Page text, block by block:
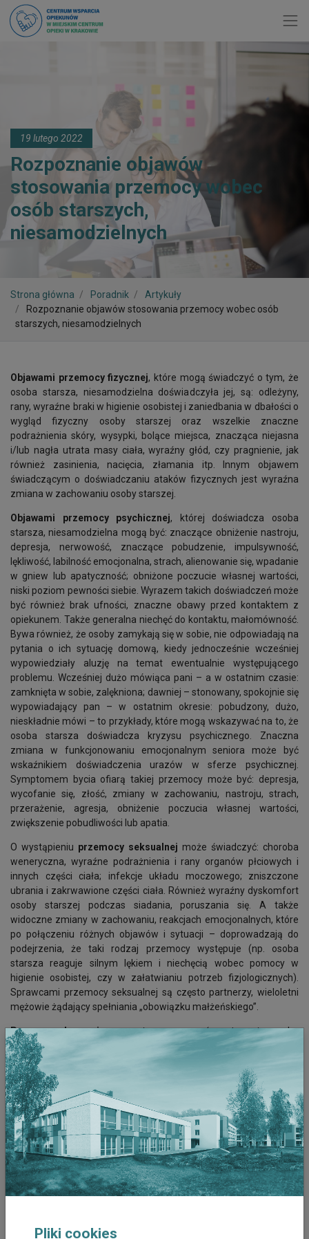
19 lutego 2022
Rozpoznanie objawów
stosowania przemocy wobec
osób starszych,
niesamodzielnych
Strona główna Poradnik
Artykuły
Rozpoznanie objawów stosowania przemocy wobec osób
starszych, niesamodzielnych
Objawami przemocy fizycznej, które mogą świadczyć o tym, że
osoba starsza, niesamodzielna doświadczyła jej, są: odleżyny,
rany, wyraźne braki w higienie osobistej i zaniedbania w dbałości o
wygląd fizyczny osoby starszej oraz wszelkie znaczne
podrażnienia skóry, wysypki, bolące miejsca, znacząca niejasna
i/lub nagła utrata masy ciała, wyraźny głód, czy pragnienie, jak
również zasinienia, nacięcia, złamania itp. Innym objawem
świadczącym o doświadczaniu ataków fizycznych jest wyraźna
zmiana w zachowaniu osoby starszej.
Objawami przemocy psychicznej, której doświadcza osoba
starsza, niesamodzielna mogą być: znaczące obniżenie nastroju,
depresja, nerwowość, znaczące pobudzenie, impulsywność,
lękliwość, labilność emocjonalna, strach, alienowanie się, wpadanie
w gniew lub apatyczność; obniżone poczucie własnej wartości,
niski poziom pewności siebie. Wyrazem takich doświadczeń może
być również brak ufności, znaczne obawy przed kontaktem z
opiekunem. Także generalna niechęć do kontaktu, małomówność.
Bywa również, że osoby zamykają się w sobie, nie odpowiadają na
pytania o ich sytuację domową, kiedy jednocześnie wcześniej
wypowiedziały aluzję na temat ewentualnie występującego
problemu. Wcześniej dużo mówiąca pani – a w ostatnim czasie:
zamknięta w sobie, zalękniona; dawniej – stonowany, spokojnie się
wypowiadający pan – w ostatnim okresie: pobudzony, dużo,
nieskładnie mówi – to przykłady, które mogą wskazywać na to, że
osoba starsza doświadcza kryzysu psychicznego. Znaczna
zmiana w funkcjonowaniu emocjonalnym seniora może być
wskaźnikiem doświadczenia urazów w sferze psychicznej.
Symptomem bycia ofiarą takiej przemocy może być: depresja,
wycofanie się, złość, zmiany w zachowaniu, nastroju, strach,
przerażenie, agresja, obniżenie poczucia własnej wartości,
zwiększenie pobudliwości lub apatia.
O wystąpieniu przemocy seksualnej może świadczyć: choroba
weneryczna, wyraźne podrażnienia i rany organów płciowych i
innych części ciała; infekcje układu moczowego; zniszczone
ubrania i zakrwawione części ciała. Również wyraźny dyskomfort
osoby starszej podczas siadania, poruszania się. A także
widoczne zmiany w zachowaniu, reakcjach emocjonalnych, które
po połączeniu różnych objawów i sytuacji – doprowadzają do
podejrzenia, że taki rodzaj przemocy występuje (np. osoba
starsza reaguje silnym lękiem i niechęcią wobec pomocy w
higienie osobistej, czy w załatwianiu potrzeb fizjologicznych).
Sprawcami przemocy seksualnej są często partnerzy, wieloletni
mężowie żądający spełniania „obowiązku małżeńskiego”.
Przemoc ekonomicznąmożna rozpoznać po tym, że osoba
starsza nie dysponuje żadnymi pieniędzmi lub dokonała nagłych
zmian w testamencie, albo wzięła pożyczkę lub kredyt w banku.
Sprawcy wykorzystują niewiedzę i bezradność osób starszych w
celu nabycia uprawnień do korzystania z zasobów materialnych,
tytułów własności osób starszych. Sprawcy m.in. dokonują innych
działań ograniczających zdolność prawną seniora (ograniczenie
praw, ubezwłasnowolnienie) w celu nabycia korzyści
majątkowych. Starsze osoby narażone są na wykorzystanie ze
strony tzw. łowców spadków, czy „miłośników starszych
partnerów”.
skarżą się na oszukiwanie, ignorowanie ich problemów.
Pliki cookies